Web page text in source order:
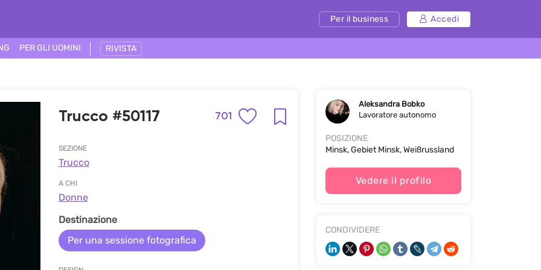
Per il business Accedi
PER GLI UOMINI RIVISTA
Trucco #50117 701
SEZIONE
Trucco
A CHI
Donne
Destinazione
Per una sessione fotografica
Aleksandra Bobko
Lavoratore autonomo
POSIZIONE
Minsk, Gebiet Minsk, Weißrussland
Vedere il profilo
CONDIVIDERE